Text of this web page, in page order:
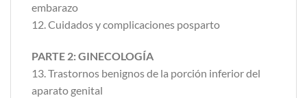
embarazo
12. Cuidados y complicaciones posparto
PARTE 2: GINECOLOGÍA
13. Trastornos benignos de la porción inferior del
aparato genital